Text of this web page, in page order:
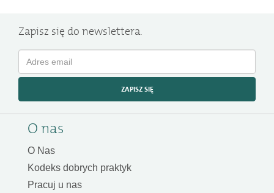
Zapisz się do newslettera.
ZAPISZ SIĘ
O nas
O Nas
Kodeks dobrych praktyk
Pracuj u nas